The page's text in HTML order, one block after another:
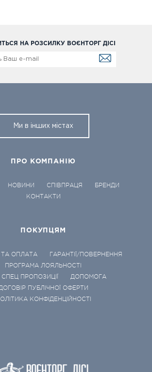
НА РОЗСИЛКУ ВОЄНТОРГ ДІСІ
Ми в інших містах
ПРО КОМПАНІЮ
НОВИНИ СПІВПРАЦЯ
БРЕНДИ
КОНТАКТИ
ПОКУПЦЯМ
ОПЛАТА
ГАРАНТІЇ/ПОВЕРНЕННЯ
ПРОГРАМА ЛОЯЛЬНОСТІ
СПЕЦ ПРОПОЗИЦІЇ
ДОПОМОГА
ПУБЛІЧНОЇ ОФЕРТИ
КОНФІДЕНЦІЙНОСТІ